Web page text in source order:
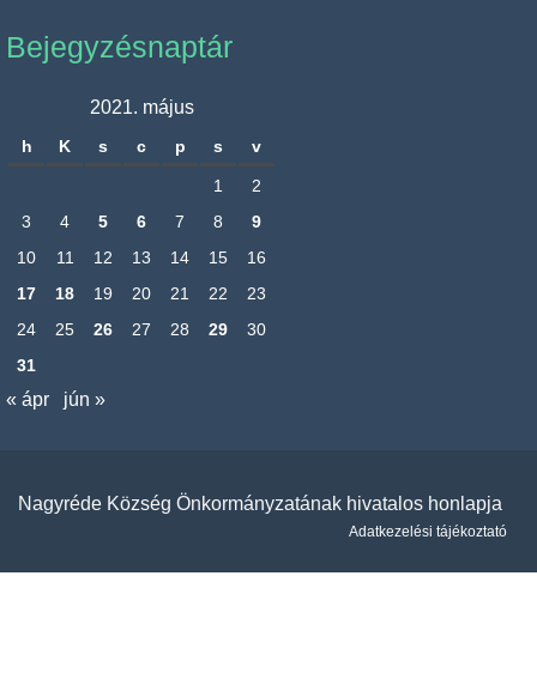
Bejegyzésnaptár
2021. május
h K s c p s v
1
2
3
4 5 6 7 8
9
10
11 12 13 14 15
16
17
18 19 20 21 22
23
24
25 26 27 28 29
30
31
« ápr jún »
Nagyréde Község Önkormányzatának hivatalos honlapja
Adatkezelési tájékoztató